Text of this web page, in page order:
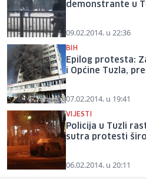
demonstrante u
09.02.2014. u 22:36
BIH
Epilog protesta:
i Općine Tuzla,
07.02.2014. u 19:41
VIJESTI
Policija u Tuzli
sutra protesti
06.02.2014. u 20:11